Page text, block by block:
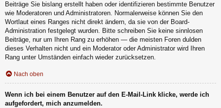
Beiträge Sie bislang erstellt haben oder identifizieren bestimmte Benutzer
wie Moderatoren und Administratoren. Normalerweise können Sie den
Wortlaut eines Ranges nicht direkt ändern, da sie von der Board-
Administration festgelegt wurden. Bitte schreiben Sie keine sinnlosen
Beiträge, nur um Ihren Rang zu erhöhen — die meisten Foren dulden
dieses Verhalten nicht und ein Moderator oder Administrator wird Ihren
Rang unter Umständen einfach wieder zurücksetzen.
Nach oben
Wenn ich bei einem Benutzer auf den E-Mail-Link klicke, werde ich
aufgefordert, mich anzumelden.